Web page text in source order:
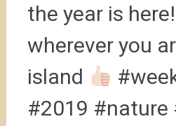
the year is
wherever you
island
#2019 #nature